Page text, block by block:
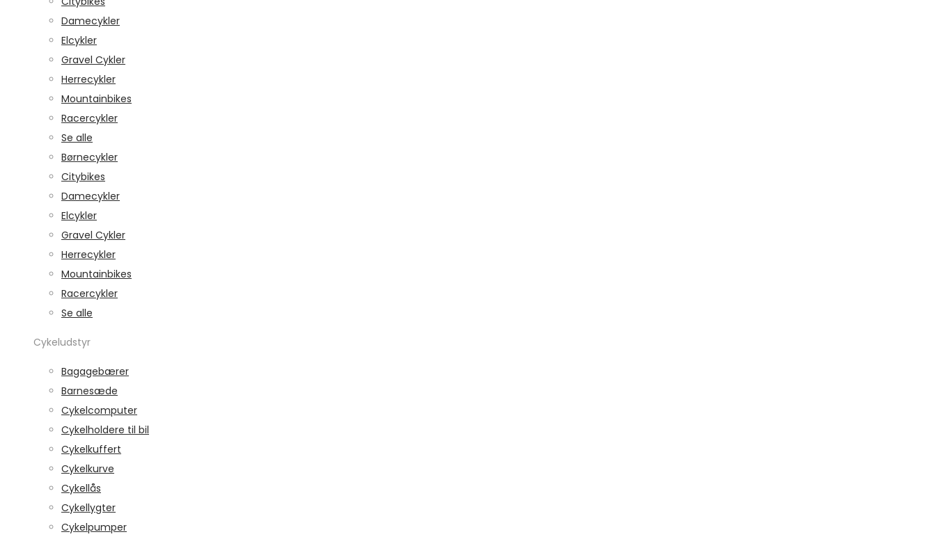
Damecykler
Elcykler
Gravel Cykler
Herrecykler
Mountainbikes
Racercykler
Se alle
Børnecykler
Citybikes
Damecykler
Elcykler
Gravel Cykler
Herrecykler
Mountainbikes
Racercykler
Se alle
Cykeludstyr
Bagagebærer
Barnesæde
Cykelcomputer
Cykelholdere til bil
Cykelkuffert
Cykelkurve
Cykellås
Cykellygter
Cykelpumper